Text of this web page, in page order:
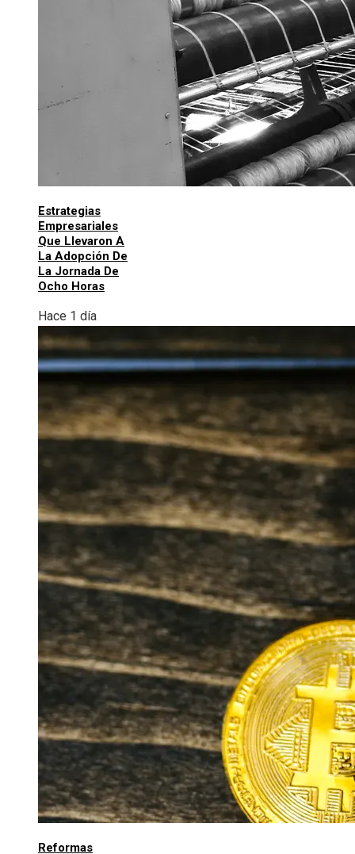
Estrategias
Empresariales
Que Llevaron A
La Adopción De
La Jornada De
Ocho Horas
Hace 1 día
Reformas